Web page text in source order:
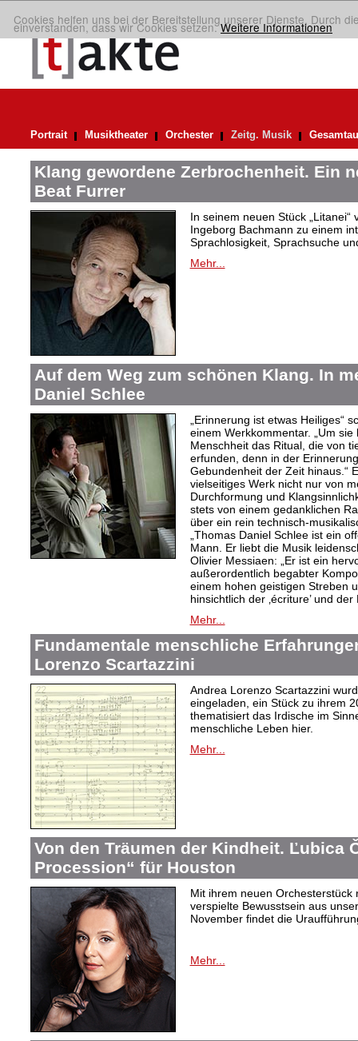
Cookies helfen uns bei der Bereitstellung unserer Dienste. Durch
einverstanden, dass wir Cookies setzen.Weitere Informationen
Portrait Musiktheater Orchester Zeitg. Musik
Klang gewordene Zerbrochenheit. Ein
Beat Furrer
In seinem neuen Stück
Ingeborg Bachmann zu einem
Sprachlosigkeit, Sprachsuche
Mehr...
Auf dem Weg zum schönen Klang. In
Daniel Schlee
„Erinnerung ist etwas Heiliges“
einem Werkkommentar. „Um
Menschheit das Ritual, die von
erfunden, denn in der
Gebundenheit der Zeit hinaus.“
vielseitiges Werk nicht nur von
Durchformung und
stets von einem gedanklichen
über ein rein technisch-
„Thomas Daniel Schlee ist ein
Mann. Er liebt die Musik
Olivier Messiaen: „Er ist ein
außerordentlich begabter
einem hohen geistigen Streben
hinsichtlich der ‚écriture’ und der
Mehr...
Fundamentale menschliche
Lorenzo Scartazzini
Andrea Lorenzo Scartazzini
eingeladen, ein Stück zu ihrem
thematisiert das Irdische im
menschliche Leben hier.
Mehr...
Von den Träumen der Kindheit. Ľubica
Procession“ für Houston
Mit ihrem neuen Orchesterstück
verspielte Bewusstsein aus
November findet die
Mehr...